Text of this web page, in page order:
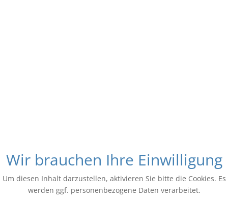
Wir brauchen Ihre Einwilligung
Um diesen Inhalt darzustellen, aktivieren Sie bitte die Cookies. Es
werden ggf. personenbezogene Daten verarbeitet.